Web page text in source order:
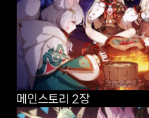
메인스토리 2장